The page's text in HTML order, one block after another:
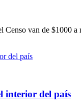
Censo van de $1000 a
interior del país